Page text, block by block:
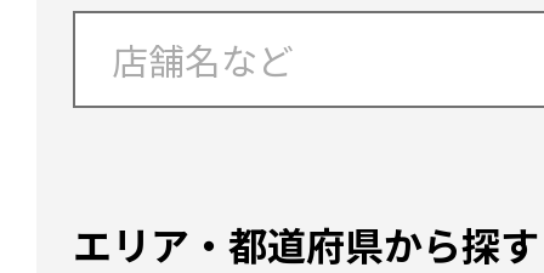
エリア・都道府県から探す